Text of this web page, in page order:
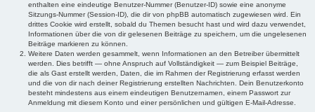
enthalten eine eindeutige Benutzer-Nummer (Benutzer-ID) sowie eine anonyme
Sitzungs-Nummer (Session-ID), die dir von phpBB automatisch zugewiesen wird. Ein
drittes Cookie wird erstellt, sobald du Themen besucht hast und wird dazu verwendet,
Informationen über die von dir gelesenen Beiträge zu speichern, um die ungelesenen
Beiträge markieren zu können.
Weitere Daten werden gesammelt, wenn Informationen an den Betreiber übermittelt
werden. Dies betrifft — ohne Anspruch auf Vollständigkeit — zum Beispiel Beiträge,
die als Gast erstellt werden, Daten, die im Rahmen der Registrierung erfasst werden
und die von dir nach deiner Registrierung erstellten Nachrichten. Dein Benutzerkonto
besteht mindestens aus einem eindeutigen Benutzernamen, einem Passwort zur
Anmeldung mit diesem Konto und einer persönlichen und gültigen E-Mail-Adresse.